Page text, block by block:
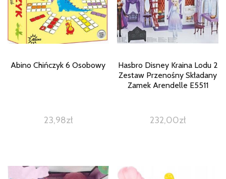
Abino Chińczyk 6 Osobowy
23,98zł
Hasbro Disney Kraina Lodu 2
Zestaw Przenośny Składany
Zamek Arendelle E5511
232,00zł